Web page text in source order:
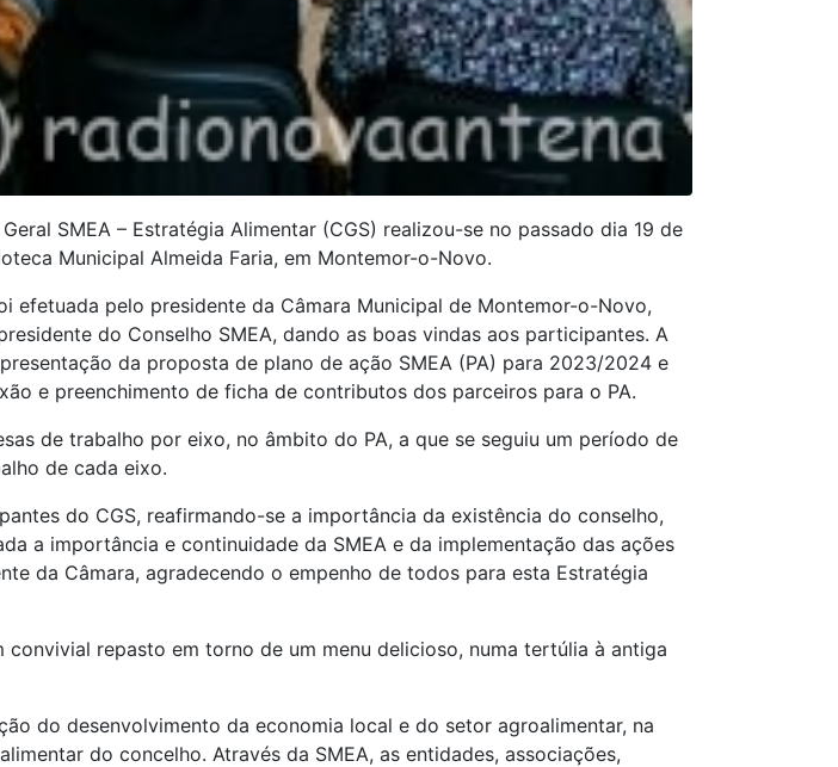
SMEA – Estratégia Alimentar (CGS) realizou-se no passado dia 19 de
Municipal Almeida Faria, em Montemor-o-Novo.
efetuada pelo presidente da Câmara Municipal de Montemor-o-Novo,
do Conselho SMEA, dando as boas vindas aos participantes. A
da proposta de plano de ação SMEA (PA) para 2023/2024 e
e preenchimento de ficha de contributos dos parceiros para o PA.
de trabalho por eixo, no âmbito do PA, a que se seguiu um período de
de cada eixo.
do CGS, reafirmando-se a importância da existência do conselho,
a importância e continuidade da SMEA e da implementação das ações
da Câmara, agradecendo o empenho de todos para esta Estratégia
repasto em torno de um menu delicioso, numa tertúlia à antiga
do desenvolvimento da economia local e do setor agroalimentar, na
do concelho. Através da SMEA, as entidades, associações,